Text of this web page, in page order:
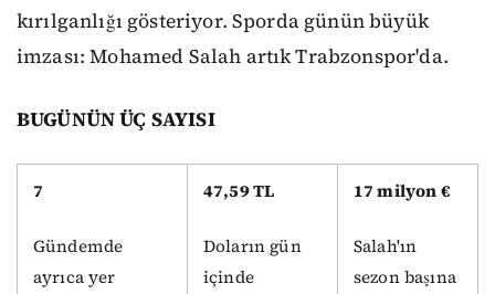
kırılganlığı gösteriyor. Sporda günün büyük
imzası: Mohamed Salah artık Trabzonspor'da.
BUGÜNÜN ÜÇ SAYISI
7
Gündemde
ayrıca yer
47,59 TL
Doların gün
içinde
17 milyon €
Salah'ın
sezon başına